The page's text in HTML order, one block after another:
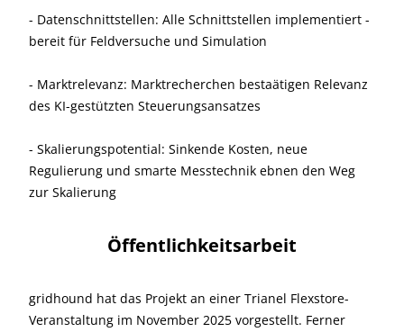
- Datenschnittstellen: Alle Schnittstellen implementiert -
bereit für Feldversuche und Simulation
- Marktrelevanz: Marktrecherchen bestaätigen Relevanz
des KI-gestützten Steuerungsansatzes
- Skalierungspotential: Sinkende Kosten, neue
Regulierung und smarte Messtechnik ebnen den Weg
zur Skalierung
Öffentlichkeitsarbeit
gridhound hat das Projekt an einer Trianel Flexstore-
Veranstaltung im November 2025 vorgestellt. Ferner